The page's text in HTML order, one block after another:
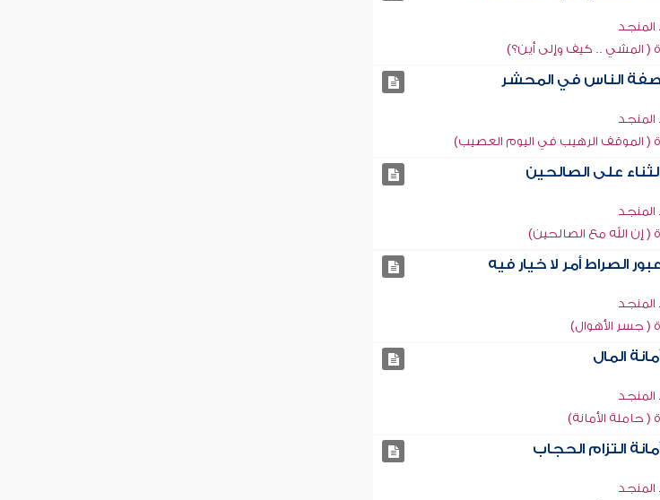
( المشي .. كيف وإلى أين؟)
صفة الناس في المحشر
الموقف الرهيب في اليوم العصيب)
على الصالحين
إن الله مع الصالحين)
عبور الصراط أمر لا خيار فيه
جسر الأهوال)
المال
حاملة الأمانة)
التزام الحجاب